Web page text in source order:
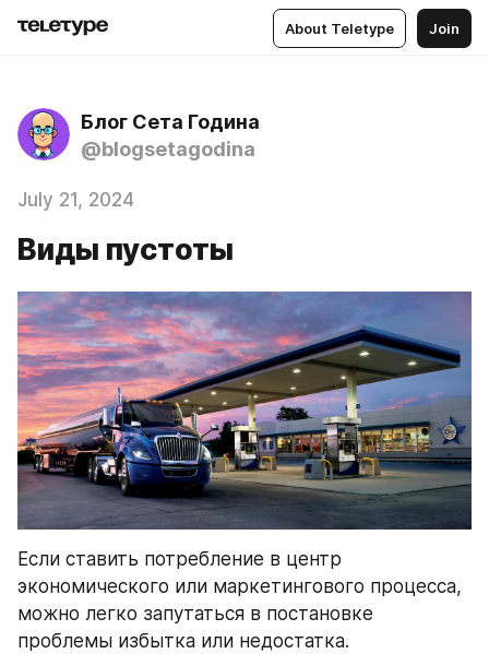
About Teletype Join
Блог Сета Година
@blogsetagodina
July 21, 2024
Виды пустоты
Если ставить потребление в центр
экономического или маркетингового процесса,
можно легко запутаться в постановке
проблемы избытка или недостатка.